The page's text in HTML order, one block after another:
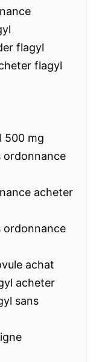
flagyl
flagyl
500 mg
ordonnance
acheter
ordonnance
achat
acheter
sans